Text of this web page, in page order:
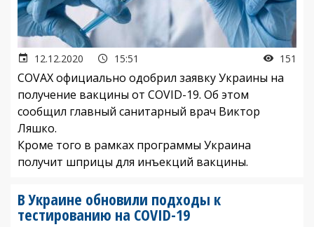
12.12.2020 15:51 151
COVAX официально одобрил заявку Украины на
получение вакцины от COVID-19. Об этом
сообщил главный санитарный врач Виктор
Ляшко.
Кроме того в рамках программы Украина
получит шприцы для инъекций вакцины.
В Украине обновили подходы к
тестированию на COVID-19